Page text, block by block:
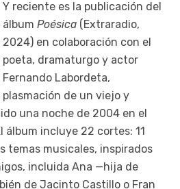
Y reciente es la publicación del
álbum Poésica (Extraradio,
2024) en colaboración con el
poeta, dramaturgo y actor
Fernando Labordeta,
plasmación de un viejo y
una noche de 2004 en el
álbum incluye 22 cortes: 11
temas musicales, inspirados
incluida Ana —hija de
de Jacinto Castillo o Fran